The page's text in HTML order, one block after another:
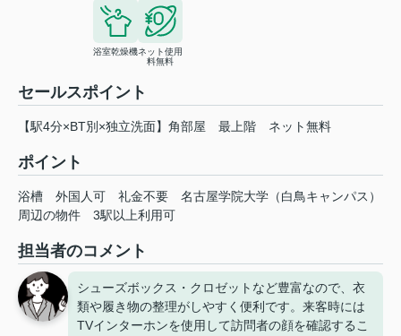
浴室乾燥機ネット使用
料無料
セールスポイント
【駅4分×BT別×独立洗面】角部屋 最上階 ネット無料
ポイント
浴槽 外国人可 礼金不要
名古屋学院大学（白鳥キャンパス）
周辺の物件
3駅以上利用可
担当者のコメント
シューズボックス・クロゼットなど豊富なので、衣
類や履き物の整理がしやすく便利です。来客時には
TVインターホンを使用して訪問者の顔を確認するこ